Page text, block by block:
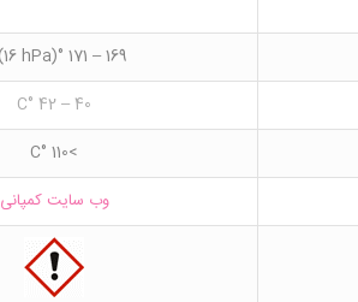
169 – 171 °C (16 hPa)
40 – 42 °C
>110 °C
وب سایت کمپانی